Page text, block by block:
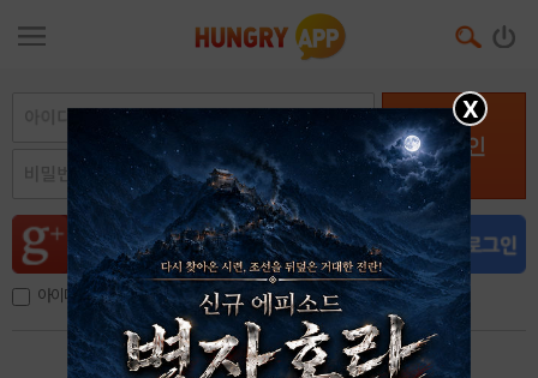
로그인
아이디, 이메일 저장
아이디 / 비밀번호 찾기 회원가입
X